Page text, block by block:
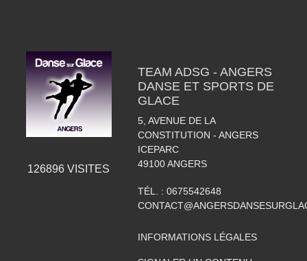
126896 VISITES
TEAM ADSG - ANGERS
DANSE ET SPORTS DE
GLACE
5, AVENUE DE LA
CONSTITUTION - ANGERS
ICEPARC
49100 ANGERS
TÉL. : 0675542648
INFORMATIONS LÉGALES